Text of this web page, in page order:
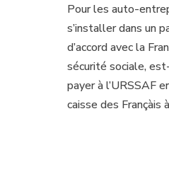
Pour les auto-
s’installer dans un
d’accord avec la
sécurité sociale,
payer à l’URSSAF
caisse des Françàis